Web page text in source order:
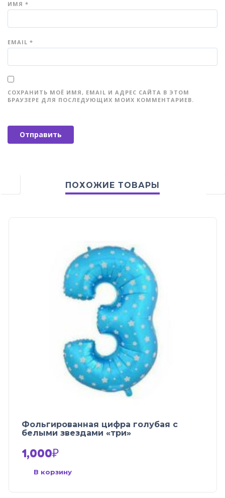
ИМЯ *
EMAIL *
СОХРАНИТЬ МОЁ ИМЯ, EMAIL И АДРЕС САЙТА В ЭТОМ
БРАУЗЕРЕ ДЛЯ ПОСЛЕДУЮЩИХ МОИХ КОММЕНТАРИЕВ.
ПОХОЖИЕ ТОВАРЫ
Фольгированная цифра голубая с
белыми звездами «три»
1,000₽
В корзину